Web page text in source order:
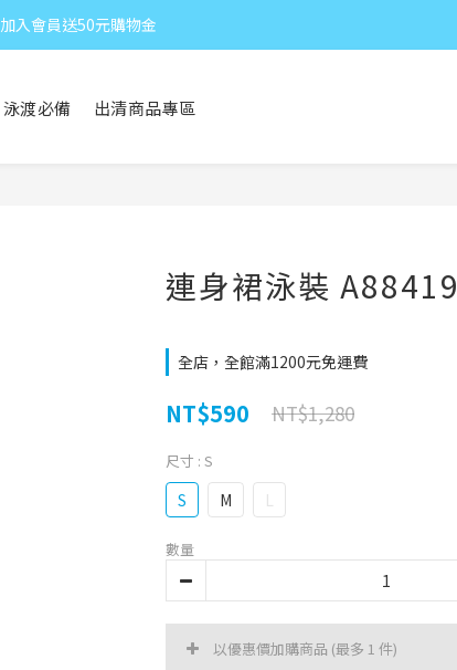
加入會員送50元購物金
泳渡必備 出清商品專區
連身裙泳裝 A88419
全店，全館滿1200元免運費
NT$590 NT$1,280
尺寸 : S
S M L
數量
以優惠價加購商品 (最多 1 件)